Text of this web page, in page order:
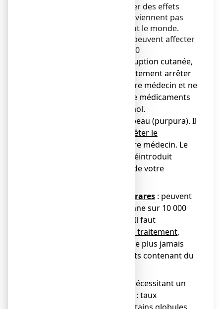
médicament peut provoquer des effets
indésirables, mais ils ne surviennent pas
systématiquement chez tout le monde.
: peuvent affecter
jusqu'à 1 personne sur 1 000
● rougeur de la peau, éruption cutanée,
immédiatement arrêter
, avertir votre médecin et ne
plus jamais reprendre de médicaments
contenant du paracétamol.
● taches de sang sur la peau (purpura). Il
immédiatement arrêter le
et avertir votre médecin. Le
traitement pourra être réintroduit
uniquement selon l’avis de votre
Effets indésirables très rares: peuvent
affecter jusqu'à 1 personne sur 10 000
● réactions cutanées graves. Il faut
immédiatement arrêter le traitement,
avertir votre médecin et ne plus jamais
reprendre de médicaments contenant du
● modifications biologiques nécessitant un
contrôle du bilan sanguin : taux